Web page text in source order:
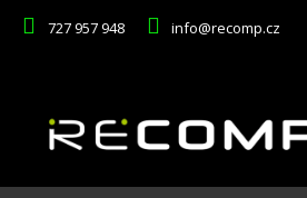
727 957 948 info@recomp.cz